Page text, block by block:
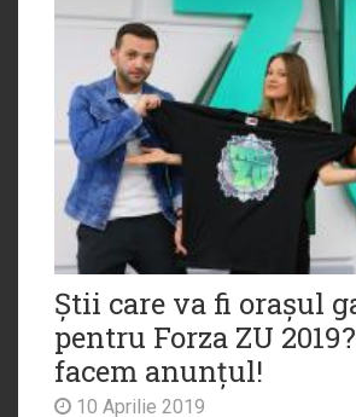
Știi care va fi orașul
pentru Forza ZU
facem anunțul!
10 Aprilie 2019